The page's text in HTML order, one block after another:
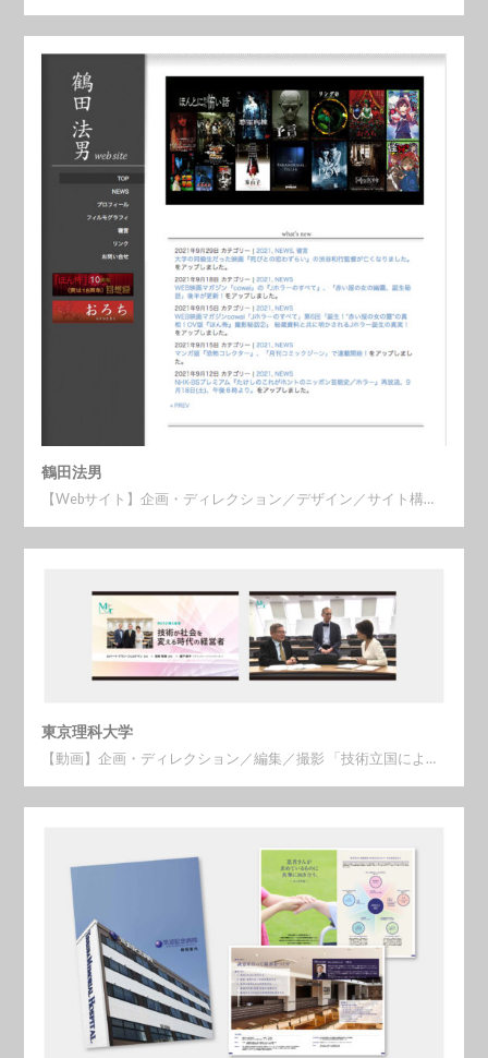
鶴田法男
【Webサイト】企画・ディレクション／デザイン／サイト構…
東京理科大学
【動画】企画・ディレクション／編集／撮影 「技術立国によ…